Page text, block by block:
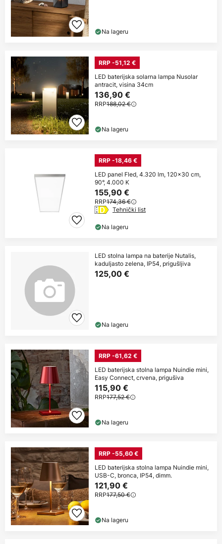
Na lageru
RRP -51,12 €
LED baterijska solarna lampa Nusolar
antracit, visina 34cm
136,90 €
RRP188,02 €
Na lageru
RRP -18,46 €
LED panel Fled, 4.320 lm, 120x30 cm,
90°, 4.000 K
155,90 €
RRP174,36 €
Tehnički list
Na lageru
LED stolna lampa na baterije Nutalis,
kaduljasto zelena, IP54, prigušljiva
125,00 €
Na lageru
RRP -61,62 €
LED baterijska stolna lampa Nuindie mini,
Easy Connect, crvena, prigušiva
115,90 €
RRP177,52 €
Na lageru
RRP -55,60 €
LED baterijska stolna lampa Nuindie mini,
USB-C, bronca, IP54, dimm.
121,90 €
RRP177,50 €
Na lageru